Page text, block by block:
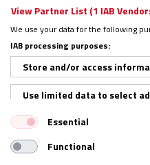
Frente a esta
social
protección
trabajados
cuidados que
Por eso,
View Partner List (1 IAB
We use your data for the following
IAB processing purposes:
Store and/or access
Use limited data to select
Create profiles for
Use profiles to select
Essential
Functional